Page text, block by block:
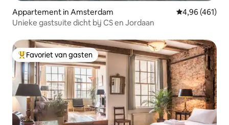
Appartement in Amsterdam Gemiddelde
4,96 (461)
Unieke gastsuite dicht bij CS en Jordaan
Topfavoriet van gasten
Favoriet van gasten